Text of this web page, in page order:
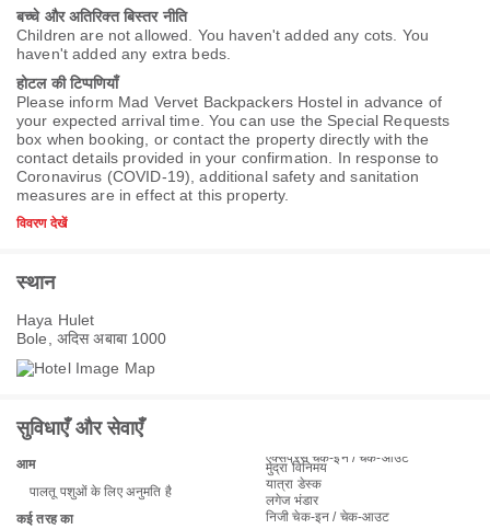
बच्चे और अतिरिक्त बिस्तर नीति
Children are not allowed. You haven't added any cots. You
haven't added any extra beds.
होटल की टिप्पणियाँ
Please inform Mad Vervet Backpackers Hostel in advance of
your expected arrival time. You can use the Special Requests
box when booking, or contact the property directly with the
contact details provided in your confirmation. In response to
Coronavirus (COVID-19), additional safety and sanitation
measures are in effect at this property.
विवरण देखें
स्थान
Haya Hulet
Bole, अदिस अबाबा 1000
सुविधाएँ और सेवाएँ
आम
पालतू पशुओं के लिए अनुमति है
कई तरह का
एक्सप्रेस चेक-इन / चेक-आउट
मुद्रा विनिमय
यात्रा डेस्क
लगेज भंडार
निजी चेक-इन / चेक-आउट